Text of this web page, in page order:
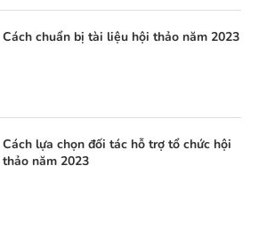
Cách chuẩn bị tài liệu hội thảo năm 2023
Cách lựa chọn đối tác hỗ trợ tổ chức hội
thảo năm 2023